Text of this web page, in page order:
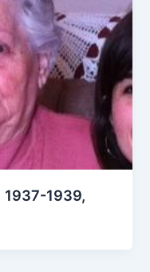
1937-1939,